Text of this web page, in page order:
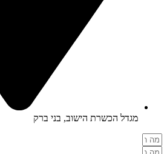
מגדל הכשרת הישוב, בני ברק